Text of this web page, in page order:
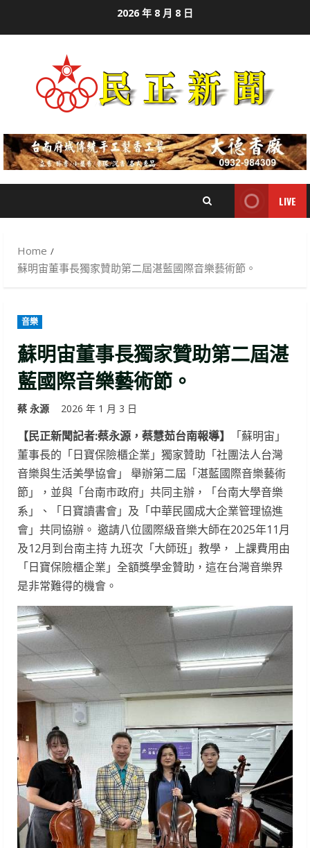
2026 年 8 月 8 日
LIVE
Home
蘇明宙董事長獨家贊助第二屆湛藍國際音樂藝術節。
音樂
蘇明宙董事長獨家贊助第二屆湛
藍國際音樂藝術節。
蔡 永源 2026 年 1 月 3 日
【民正新聞記者:蔡永源，蔡慧茹台南報導】
「蘇明宙」
董事長的「日寶保險櫃企業」獨家贊助「社團法人台灣
音樂與生活美學協會」 舉辦第二屆「湛藍國際音樂藝術
節」，並與「台南市政府」共同主辦，「台南大學音樂
系」、「日寶讀書會」及「中華民國成大企業管理協進
會」共同協辦。 邀請八位國際級音樂大師在2025年11月
及12月到台南主持 九班次「大師班」教學， 上課費用由
「日寶保險櫃企業」全額獎學金贊助，這在台灣音樂界
是非常難得的機會。